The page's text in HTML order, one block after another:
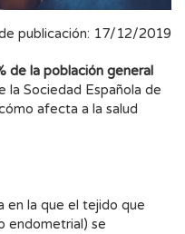
publicación: 17/12/2019
de la población general
la Sociedad Española de
afecta a la salud
en la que el tejido que
endometrial) se